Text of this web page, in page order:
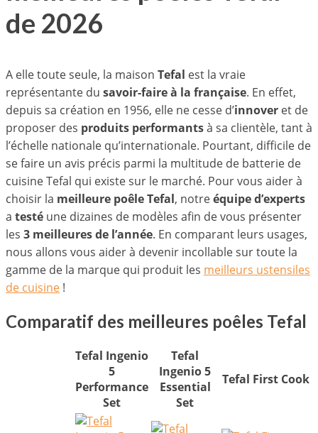
de 2026
A elle toute seule, la maison Tefal est la vraie
représentante du savoir-faire à la française. En effet,
depuis sa création en 1956, elle ne cesse d’innover et de
proposer des produits performantsà sa clientèle, tant à
l’échelle nationale qu’internationale. Pourtant, difficile de
se faire un avis précis parmi la multitude de batterie de
cuisine Tefal qui existe sur le marché. Pour vous aider à
choisir la meilleure poêle Tefal, notreéquipe d’experts
a testé une dizaines de modèles afin de vous présenter
les 3 meilleures de l’année. En comparant leurs usages,
nous allons vous aider à devenir incollable sur toute la
gamme de la marque qui produit les meilleurs ustensiles
de cuisine !
Comparatif des meilleures poêles Tefal
Tefal Ingenio
5
Performance
Set
Tefal
Ingenio 5
Essential
Set
Tefal First Cook